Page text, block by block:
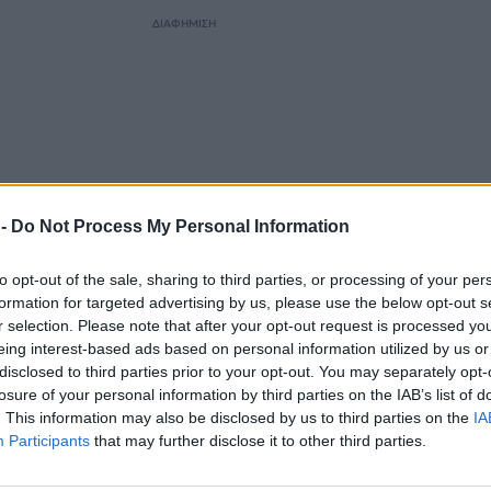
Do Not Process My Personal Information
opt-out of the sale, sharing to third parties, or processing of your
for targeted advertising by us, please use the below opt-out
selection. Please note that after your opt-out request is processed
interest-based ads based on personal information utilized by us
to third parties prior to your opt-out. You may separately
of your personal information by third parties on the IAB’s list of
This information may also be disclosed by us to third parties on the
Participants that may further disclose it to other third parties.
ΔΙΑΦΗΜΙΣΗ
ένας ολιγάριθμος λαός με εξαιρετική γενναιότητα
τη λευτεριά του και κέρδισε. Σήμερα, ο λαός μας
να σπάσει τον κλοιό των δανειστών και αυτός ο
είπε ο πρόεδρος της Δημοκρατίας.